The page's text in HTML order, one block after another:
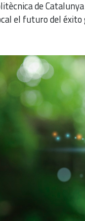
de
el futuro del éxito